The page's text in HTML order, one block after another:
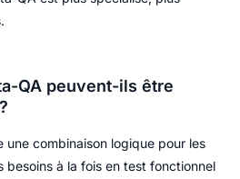
QA peuvent-ils être
une combinaison logique pour les
besoins à la fois en test fonctionnel